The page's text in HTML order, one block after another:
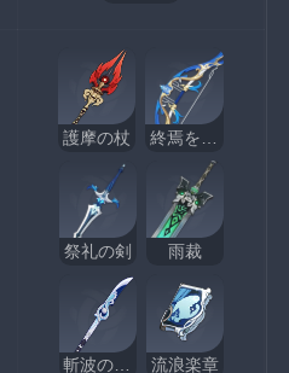
護摩の杖
祭礼の剣 雨裁
斬波のひれ長 流浪楽章